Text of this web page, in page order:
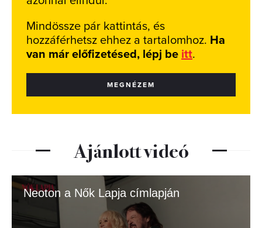
Mindössze pár kattintás, és
hozzáférhetsz ehhez a tartalomhoz. Ha
van már előfizetésed, lépj be itt.
MEGNÉZEM
Ajánlott videó
Neoton a Nők Lapja címlapján